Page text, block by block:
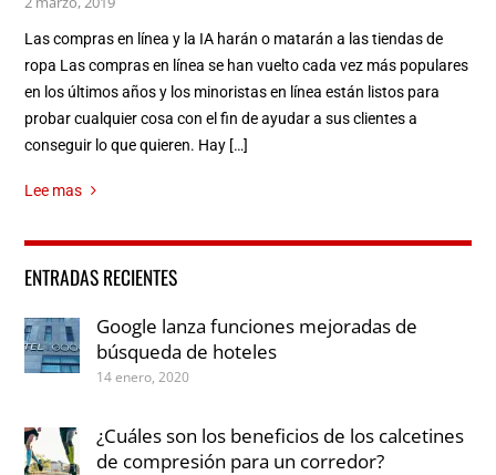
Las compras en línea y la IA harán o matarán a las tiendas de
ropa Las compras en línea se han vuelto cada vez más populares
en los últimos años y los minoristas en línea están listos para
probar cualquier cosa con el fin de ayudar a sus clientes a
conseguir lo que quieren. Hay […]
Lee mas
ENTRADAS RECIENTES
Google lanza funciones mejoradas de
búsqueda de hoteles
14 enero, 2020
¿Cuáles son los beneficios de los calcetines
de compresión para un corredor?